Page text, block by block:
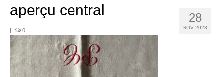
Déco
Mobilier
Vaisselle ancienne
Jouets anciens
28
NOV 2023
aperçu central
| 0